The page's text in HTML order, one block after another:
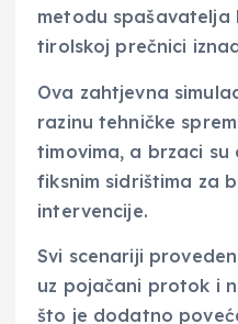
metodu spašavatelja
tirolskoj prečnici
Ova zahtjevna
razinu tehničke
timovima, a brzaci
fiksnim sidrištima za
intervencije.
Svi scenariji
uz pojačani protok i
što je dodatno